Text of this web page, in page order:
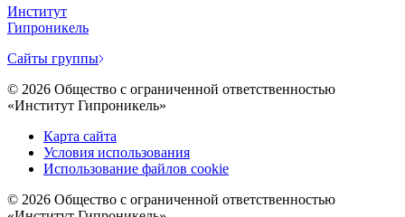
Институт
Гипроникель
Cайты группы
© 2026 Общество с ограниченной ответственностью
«Институт Гипроникель»
Карта сайта
Условия использования
Использование файлов cookie
© 2026 Общество с ограниченной ответственностью